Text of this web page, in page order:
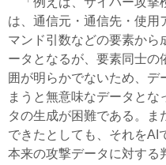
は、通信元・通信先・使用
マンド引数などの要素から
ータとなるが、要素同士の
囲が明らかでないため、デ
まうと無意味なデータと
タの生成が困難である。
できたとしても、それをAI
本来の攻撃データに対する